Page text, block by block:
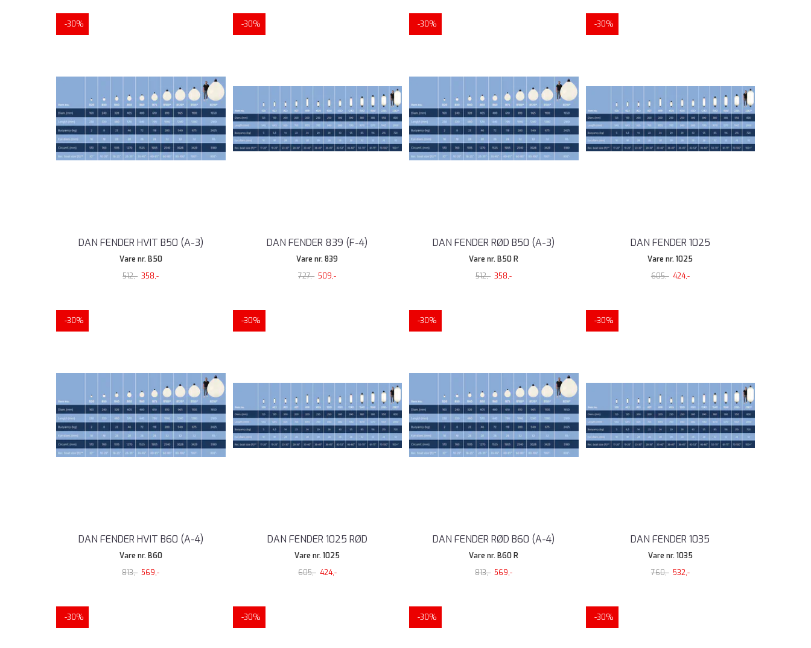
-30%
DAN FENDER HVIT B50 (A-3)
Vare nr. B50
512,- 358,-
-30%
DAN FENDER 839 (F-4)
Vare nr. 839
727,- 509,-
-30%
DAN FENDER RØD B50 (A-3)
Vare nr. B50 R
512,- 358,-
-30%
DAN FENDER 1025
Vare nr. 1025
605,- 424,-
-30%
DAN FENDER HVIT B60 (A-4)
Vare nr. B60
813,- 569,-
-30%
DAN FENDER 1025 RØD
Vare nr. 1025
605,- 424,-
-30%
DAN FENDER RØD B60 (A-4)
Vare nr. B60 R
813,- 569,-
-30%
DAN FENDER 1035
Vare nr. 1035
760,- 532,-
-30% -30% -30% -30%